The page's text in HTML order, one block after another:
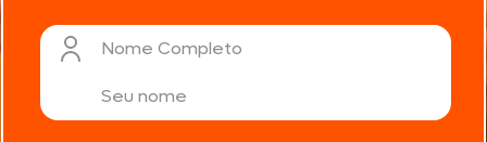
Nome Completo